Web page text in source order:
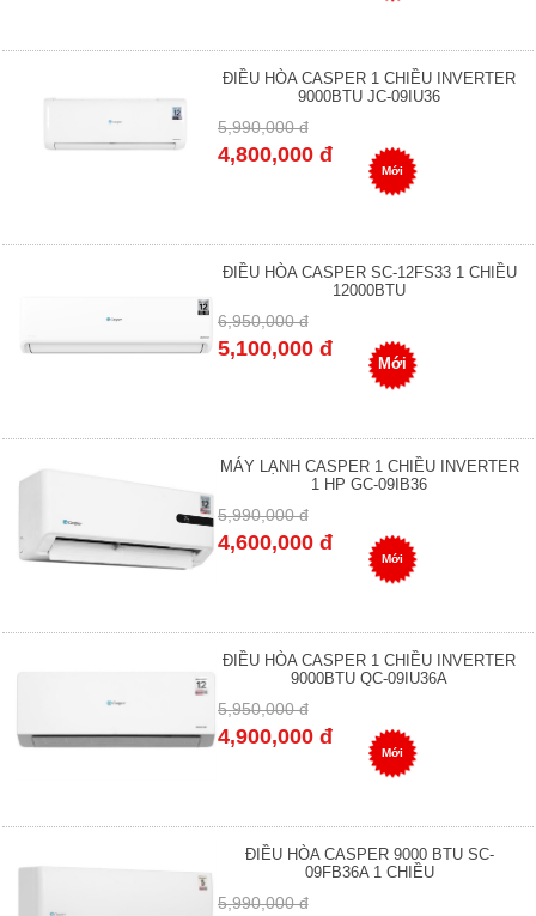
ĐIỀU HÒA CASPER 1 CHIỀU INVERTER
9000BTU JC-09IU36
5,990,000 đ
4,800,000 đ
Mới
ĐIỀU HÒA CASPER SC-12FS33 1 CHIỀU
12000BTU
6,950,000 đ
5,100,000 đ
Mới
MÁY LẠNH CASPER 1 CHIỀU INVERTER
1 HP GC-09IB36
5,990,000 đ
4,600,000 đ
Mới
ĐIỀU HÒA CASPER 1 CHIỀU INVERTER
9000BTU QC-09IU36A
5,950,000 đ
4,900,000 đ
Mới
ĐIỀU HÒA CASPER 9000 BTU SC-
09FB36A 1 CHIỀU
5,990,000 đ